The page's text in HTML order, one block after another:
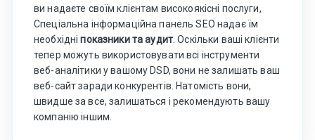
ви надаєте своїм клієнтам високоякісні послуги,
Спеціальна інформаційна панель SEO надає їм
необхідніпоказники та аудит . Оскільки ваші клієнти
тепер можуть використовувати всі інструменти
веб-аналітики у вашому DSD, вони не залишать ваш
веб-сайт заради конкурентів. Натомість вони,
швидше за все, залишаться і рекомендують вашу
компанію іншим.